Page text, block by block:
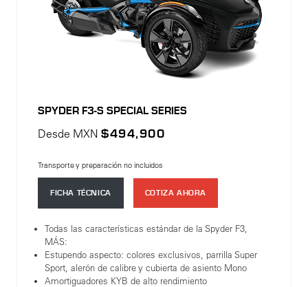
SPYDER F3-S SPECIAL SERIES
Desde MXN $494,900
Transporte y preparación no incluidos
FICHA TÉCNICA COTIZA AHORA
Todas las características estándar de la Spyder F3,
MÁS:
Estupendo aspecto: colores exclusivos, parrilla Super
Sport, alerón de calibre y cubierta de asiento Mono
Amortiguadores KYB de alto rendimiento